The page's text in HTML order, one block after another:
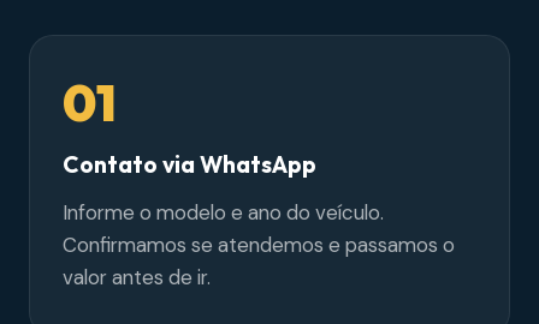
01
Contato via WhatsApp
Informe o modelo e ano do veículo.
Confirmamos se atendemos e passamos o
valor antes de ir.